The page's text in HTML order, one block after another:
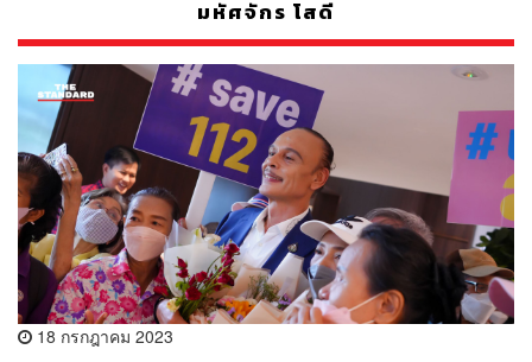
มหัศจักร โสดี
18 กรกฎาคม 2023